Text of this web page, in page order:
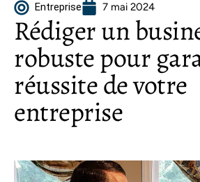
Entreprise 7 mai 2024
Rédiger un
robuste pour
réussite de votre
entreprise